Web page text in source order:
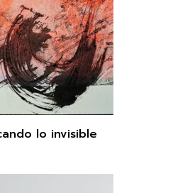
lo invisible